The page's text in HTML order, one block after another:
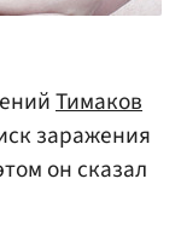
Тимаков
заражения
он сказал